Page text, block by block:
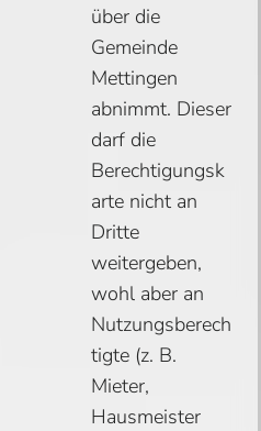
über die
Gemeinde
Mettingen
abnimmt. Dieser
darf die
Berechtigungsk
arte nicht an
Dritte
weitergeben,
wohl aber an
Nutzungsberech
tigte (z. B.
Mieter,
Hausmeister